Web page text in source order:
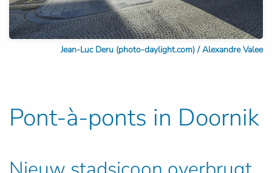
Jean-Luc Deru (photo-daylight.com) / Alexandre Valee
Pont-à-ponts in Doornik